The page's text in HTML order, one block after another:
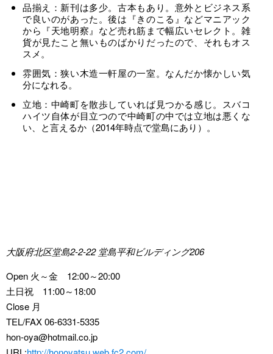
品揃え：新刊は多少。古本もあり。意外とビジネス系
で良いのがあった。後は『きのこる』などマニアック
から『天地明察』など売れ筋まで幅広いセレクト。雑
貨が見たこと無いものばかりだったので、それもオス
スメ。
雰囲気：狭い木造一軒屋の一室。なんだか懐かしい気
分になれる。
立地：中崎町を散歩していれば見つかる感じ。スバコ
ハイツ自体が目立つので中崎町の中では立地は悪くな
い、と言えるか（2014年時点で堂島にあり）。
大阪府北区堂島2-2-22 堂島平和ビルディング206
Open 火～金 12:00～20:00
土日祝 11:00～18:00
Close 月
TEL/FAX 06-6331-5335
hon-oya@hotmail.co.jp